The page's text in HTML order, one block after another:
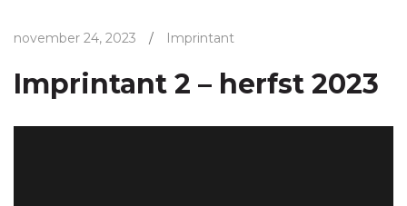
november 24, 2023 / Imprintant
Imprintant 2 – herfst 2023